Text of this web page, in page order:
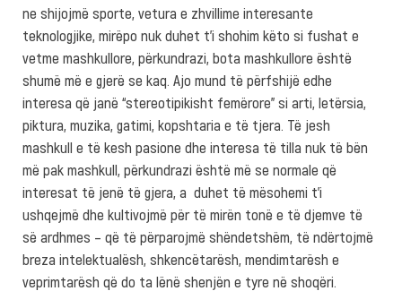
ne shijojmë sporte, vetura e zhvillime interesante
teknologjike, mirëpo nuk duhet t’i shohim këto si fushat e
vetme mashkullore, përkundrazi, bota mashkullore është
shumë më e gjerë se kaq. Ajo mund të përfshijë edhe
interesa që janë “stereotipikisht femërore” si arti, letërsia,
piktura, muzika, gatimi, kopshtaria e të tjera. Të jesh
mashkull e të kesh pasione dhe interesa të tilla nuk të bën
më pak mashkull, përkundrazi është më se normale që
interesat të jenë të gjera, a duhet të mësohemi t’i
ushqejmë dhe kultivojmë për të mirën tonë e të djemve të
së ardhmes – që të përparojmë shëndetshëm, të ndërtojmë
breza intelektualësh, shkencëtarësh, mendimtarësh e
veprimtarësh që do ta lënë shenjën e tyre në shoqëri.